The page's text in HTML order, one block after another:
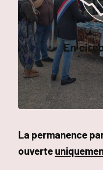
En
La permanence
ouverte